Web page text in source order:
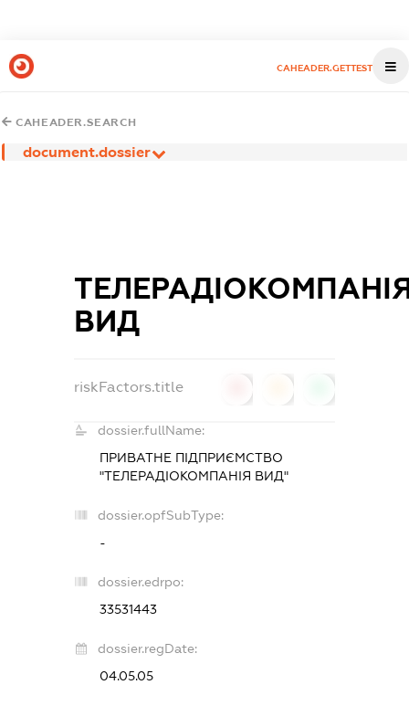
CAHEADER.GETTEST
CAHEADER.SEARCH
document.dossier
ВИД
riskFactors.title
dossier.fullName:
ПРИВАТНЕ ПІДПРИЄМСТВО
"ТЕЛЕРАДІОКОМПАНІЯ ВИД"
dossier.opfSubType:
-
dossier.edrpo:
33531443
dossier.regDate:
04.05.05